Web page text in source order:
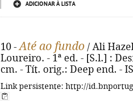
ADICIONAR À LISTA
10 -Até ao fundo / Ali
Loureiro. - 1ª ed. - [S.l.] :
cm. - Tít. orig.: Deep end. -
Link persistente: http://